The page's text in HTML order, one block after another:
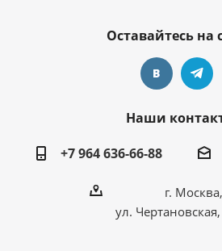
Оставайтесь на
Наши
+7 964 636-66-88
г. Москва,
ул.